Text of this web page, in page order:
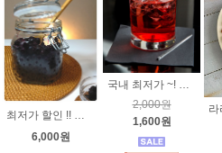
6,000원
국내 최저가 ~! 리비 랙싱턴 언더락 2328 229ml - 언더락잔 카페물컵 호텔유리컵 일자유리컵 컵앤컵
2,000원
1,600원